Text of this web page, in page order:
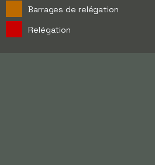
Barrages de relégation
Relégation